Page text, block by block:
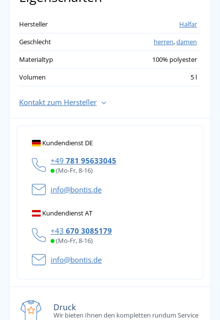
Hersteller
Halfar
Geschlecht
herren,damen
Materialtyp
100% polyester
Volumen
5 l
Kontakt zum Hersteller
Kundendienst DE
+49 781 95633045
(Mo-Fr, 8-16)
info@bontis.de
Kundendienst AT
+43 670 3085179
(Mo-Fr, 8-16)
info@bontis.de
Druck
Wir bieten Ihnen den kompletten rundum Service